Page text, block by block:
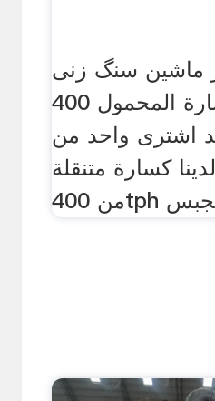
ماشین سنگ زنی
كسارة المحمول 400tph الجبس
اشترى واحد من
لدينا كسارة متنقلة